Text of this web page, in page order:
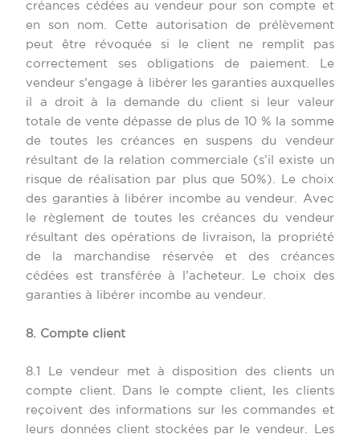
créances cédées au vendeur pour son compte et
en son nom. Cette autorisation de prélèvement
peut être révoquée si le client ne remplit pas
correctement ses obligations de paiement. Le
vendeur s’engage à libérer les garanties auxquelles
il a droit à la demande du client si leur valeur
totale de vente dépasse de plus de 10 % la somme
de toutes les créances en suspens du vendeur
résultant de la relation commerciale (s’il existe un
risque de réalisation par plus que 50%). Le choix
des garanties à libérer incombe au vendeur. Avec
le règlement de toutes les créances du vendeur
résultant des opérations de livraison, la propriété
de la marchandise réservée et des créances
cédées est transférée à l’acheteur. Le choix des
garanties à libérer incombe au vendeur.
8. Compte client
8.1 Le vendeur met à disposition des clients un
compte client. Dans le compte client, les clients
reçoivent des informations sur les commandes et
leurs données client stockées par le vendeur. Les